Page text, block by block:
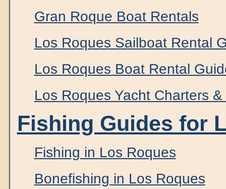
Gran Roque Boat Rentals
Los Roques Sailboat Rental
Los Roques Boat Rental
Los Roques Yacht Charters
Fishing Guides for
Fishing in Los Roques
Bonefishing in Los Roques